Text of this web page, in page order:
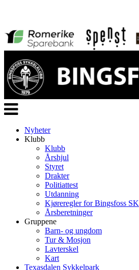
Veksle
navigasjon
Nyheter
Klubb
Klubb
Årshjul
Styret
Drakter
Politiattest
Utdanning
Kjøreregler for Bingsfoss SK
Årsberetninger
Gruppene
Barn- og ungdom
Tur & Mosjon
Lavterskel
Kart
Texasdalen Sykkelpark